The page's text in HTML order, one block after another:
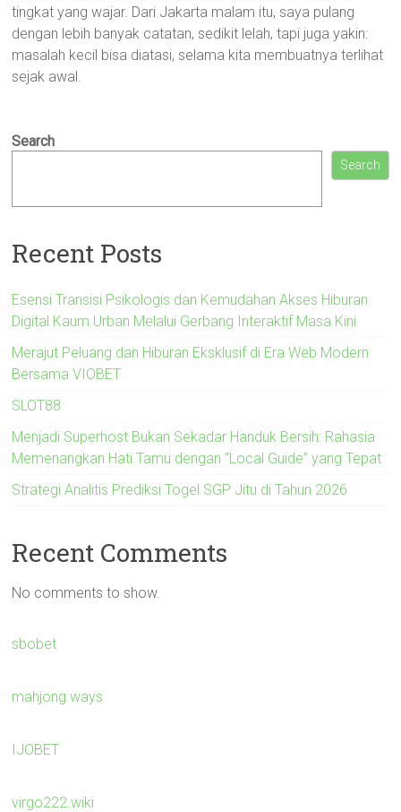
tingkat yang wajar. Dari Jakarta malam itu, saya pulang
dengan lebih banyak catatan, sedikit lelah, tapi juga yakin:
masalah kecil bisa diatasi, selama kita membuatnya terlihat
sejak awal.
Search
Search
Recent Posts
Esensi Transisi Psikologis dan Kemudahan Akses Hiburan
Digital Kaum Urban Melalui Gerbang Interaktif Masa Kini
Merajut Peluang dan Hiburan Eksklusif di Era Web Modern
Bersama VIOBET
SLOT88
Menjadi Superhost Bukan Sekadar Handuk Bersih: Rahasia
Memenangkan Hati Tamu dengan “Local Guide” yang Tepat
Strategi Analitis Prediksi Togel SGP Jitu di Tahun 2026
Recent Comments
No comments to show.
sbobet
mahjong ways
IJOBET
virgo222.wiki